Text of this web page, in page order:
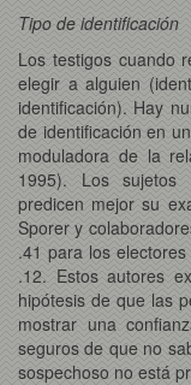
Tipo de identificación
Los testigos cuando
elegir a alguien
identificación). Hay
de identificación en
moduladora de la
1995). Los sujetos
predicen mejor su
Sporer y
.41 para los
.12. Estos autores
hipótesis de que las
mostrar una
seguros de que no
sospechoso no está